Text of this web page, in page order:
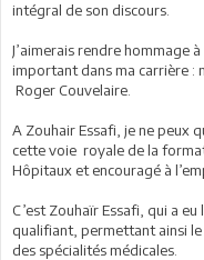
intégral de son discours.
J’aimerais rendre hommage
important dans ma carrière :
Roger Couvelaire.
A Zouhair Essafi, je ne peux
cette voie royale de la
Hôpitaux et encouragé à
C’est Zouhaïr Essafi, qui a
qualifiant, permettant ainsi
des spécialités médicales.